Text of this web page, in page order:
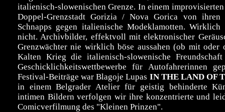
italienisch-slowenischen Grenze. In einem
Doppel-Grenzstadt Gorizia / Nova Gorica von ihren
Schnapps gegen italienische Modeklamotten.
nicht. Archivbilder, effektvoll mit elektronischer
Grenzwächter nie wirklich böse aussahen (ob mit oder
Kalten Krieg die italienisch-slowenische
Geschicklichkeitswettbewerbe für Autofahrerinnen
Festival-Beiträge war Blagoje Lupas IN THE LAND OF
in einem Belgrader Atelier für geistig behinderte
intimen Bildern verfolgen wir ihre konzentrierte und
Comicverfilmung des "Kleinen Prinzen".